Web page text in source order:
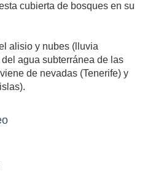
cubierta de bosques en su
alisio y nubes (lluvia
agua subterránea de las
de nevadas (Tenerife) y